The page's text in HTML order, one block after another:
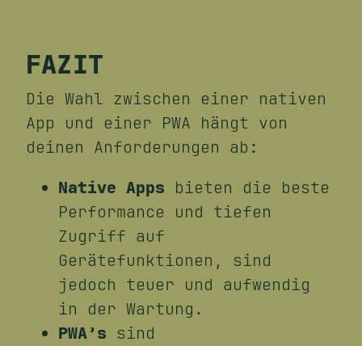
FAZIT
Die Wahl zwischen einer nativen
App und einer PWA hängt von
deinen Anforderungen ab:
Native Apps bieten die beste
Performance und tiefen
Zugriff auf
Gerätefunktionen, sind
jedoch teuer und aufwendig
in der Wartung.
PWA’s sind